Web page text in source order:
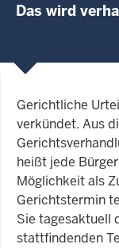
Das wird
Gerichtliche
verkündet. Aus
heißt jede
Möglichkeit als
Gerichtstermin
Sie tagesaktuell
stattfindenden